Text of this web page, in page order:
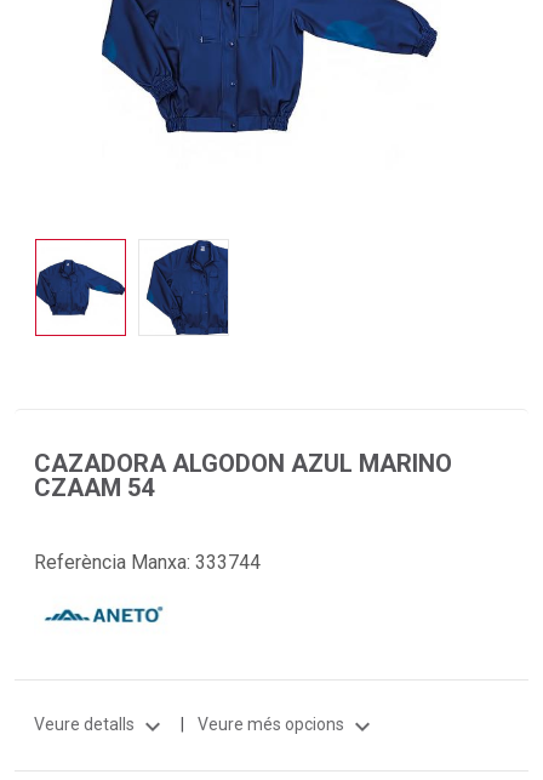
CAZADORA ALGODON AZUL MARINO
CZAAM 54
Referència Manxa: 333744
Veure detalls expand_more Veure més opcions expand_more